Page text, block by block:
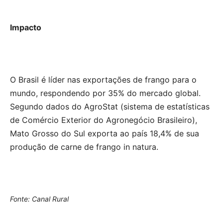
Impacto
O Brasil é líder nas exportações de frango para o
mundo, respondendo por 35% do mercado global.
Segundo dados do AgroStat (sistema de estatísticas
de Comércio Exterior do Agronegócio Brasileiro),
Mato Grosso do Sul exporta ao país 18,4% de sua
produção de carne de frango in natura.
Fonte: Canal Rural